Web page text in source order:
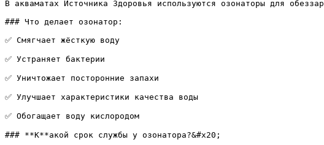
В акваматах Источника Здоровья используются озонаторы для
### Что делает озонатор:
✅ Смягчает жёсткую воду
✅ Устраняет бактерии
✅ Уничтожает посторонние запахи
✅ Улучшает характеристики качества воды
✅ Обогащает воду кислородом
### **К**акой срок службы у озонатора?&#x20;